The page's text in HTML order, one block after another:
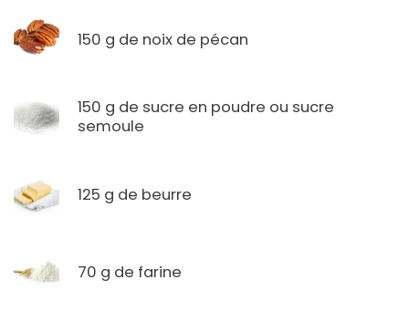
150 g de noix de pécan
150 g de sucre en poudre ou sucre
semoule
125 g de beurre
70 g de farine